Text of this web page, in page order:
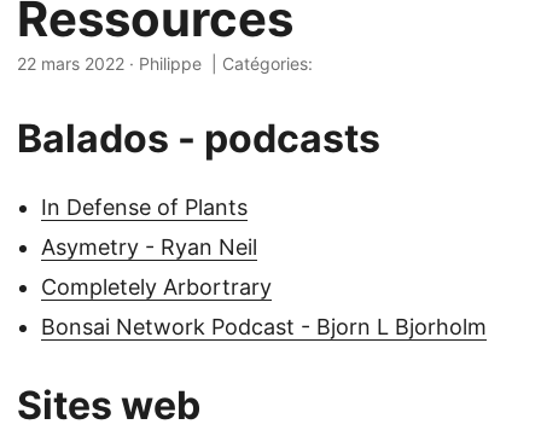
Ressources
22 mars 2022 · Philippe | Catégories:
Balados - podcasts
In Defense of Plants
Asymetry - Ryan Neil
Completely Arbortrary
Bonsai Network Podcast - Bjorn L Bjorholm
Sites web